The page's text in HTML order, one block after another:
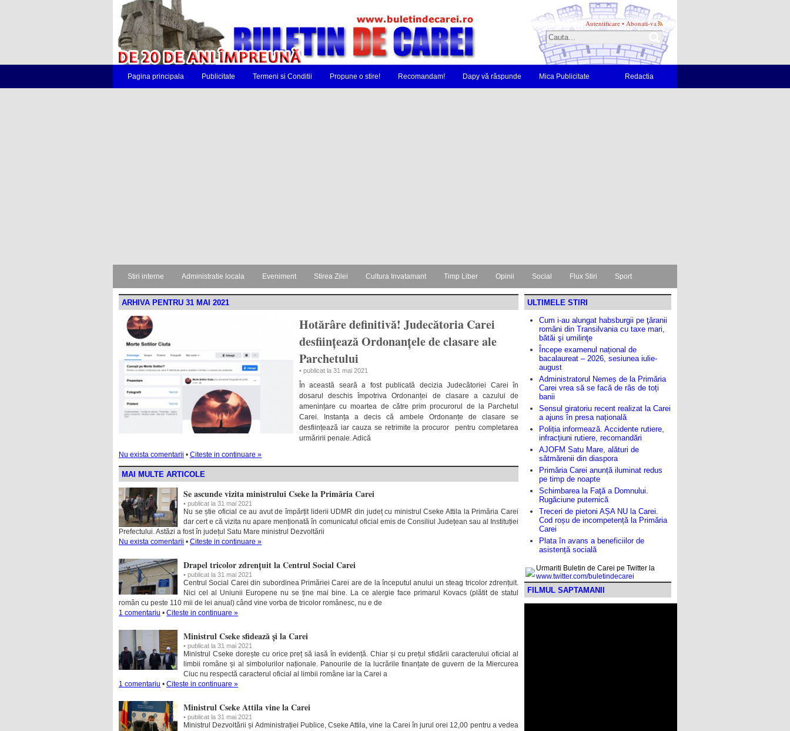
Autentificare • Abonati-va
Pagina principala Publicitate Termeni si Conditii Propune o stire! Recomandam! Dapy vă răspunde Mica Publicitate Redactia
Stiri interne Administratie locala Eveniment Stirea Zilei Cultura Invatamant Timp Liber Opinii Social Flux Stiri Sport
ARHIVA PENTRU 31 MAI 2021
Hotărâre definitivă! Judecătoria Carei
desființează Ordonanțele de clasare ale
Parchetului
• publicat la 31 mai 2021
În această seară a fost publicată decizia Judecătoriei Carei în
dosarul deschis împotriva Ordonanței de clasare a cazului de
amenințare cu moartea de către prim procurorul de la Parchetul
Carei. Instanța a decis că ambele Ordonanțe de clasare se
desființează iar cauza se retrimite la procuror pentru completarea
urmăririi penale. Adică
Nu exista comentarii • Citeste in continuare »
MAI MULTE ARTICOLE
Se ascunde vizita ministrului Cseke la Primăria Carei
• publicat la 31 mai 2021
Nu se știe oficial ce au avut de împărțit liderii UDMR din județ cu ministrul Cseke Attila la Primăria Carei
dar cert e că vizita nu apare menționată în comunicatul oficial emis de Consiliul Județean sau al Instituției
Prefectului. Astăzi a fost în județul Satu Mare ministrul Dezvoltării
Nu exista comentarii • Citeste in continuare »
Drapel tricolor zdrențuit la Centrul Social Carei
• publicat la 31 mai 2021
Centrul Social Carei din subordinea Primăriei Carei are de la începutul anului un steag tricolor zdrențuit.
Nici cel al Uniunii Europene nu se ține mai bine. La ce alergie face primarul Kovacs (plătit de statul
român cu peste 110 mii de lei anual) când vine vorba de tricolor românesc, nu e de
1 comentariu • Citeste in continuare »
Ministrul Cseke sfidează și la Carei
• publicat la 31 mai 2021
Ministrul Cseke dorește cu orice preț să iasă în evidență. Chiar și cu prețul sfidării caracterului oficial al
limbii române și al simbolurilor naționale. Panourile de la lucrările finanțate de guvern de la Miercurea
Ciuc nu respectă caracterul oficial al limbii române iar la Carei a
1 comentariu • Citeste in continuare »
Ministrul Cseke Attila vine la Carei
• publicat la 31 mai 2021
Ministrul Dezvoltării și Administrației Publice, Cseke Attila, vine la Carei în jurul orei 12,00 pentru a vedea
ULTIMELE STIRI
Cum i-au alungat habsburgii pe ţăranii
români din Transilvania cu taxe mari,
bătăi şi umilinţe
Începe examenul național de
bacalaureat – 2026, sesiunea iulie-
august
Administratorul Nemeș de la Primăria
Carei vrea să se facă de râs de toți
banii
Sensul giratoriu recent realizat la Carei
a ajuns în presa națională
Poliția informează. Accidente rutiere,
infracțiuni rutiere, recomandări
AJOFM Satu Mare, alături de
sătmărenii din diaspora
Primăria Carei anunță iluminat redus
pe timp de noapte
Schimbarea la Faţă a Domnului.
Rugăciune puternică
Treceri de pietoni AȘA NU la Carei.
Cod roșu de incompetență la Primăria
Carei
Plata în avans a beneficiilor de
asistență socială
Urmariti Buletin de Carei pe Twitter la
www.twitter.com/buletindecarei
FILMUL SAPTAMANII